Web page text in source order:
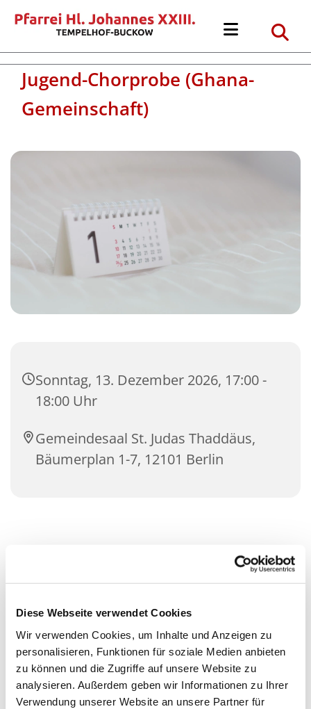
Diese Webseite verwendet Cookies
Wir verwenden Cookies, um Inhalte und Anzeigen zu
personalisieren, Funktionen für soziale Medien anbieten
zu können und die Zugriffe auf unsere Website zu
analysieren. Außerdem geben wir Informationen zu Ihrer
Verwendung unserer Website an unsere Partner für
Jugend-Chorprobe (Ghana-
Gemeinschaft)
Sonntag, 13. Dezember 2026, 17:00 -
18:00 Uhr
Gemeindesaal St. Judas Thaddäus,
Bäumerplan 1-7, 12101 Berlin